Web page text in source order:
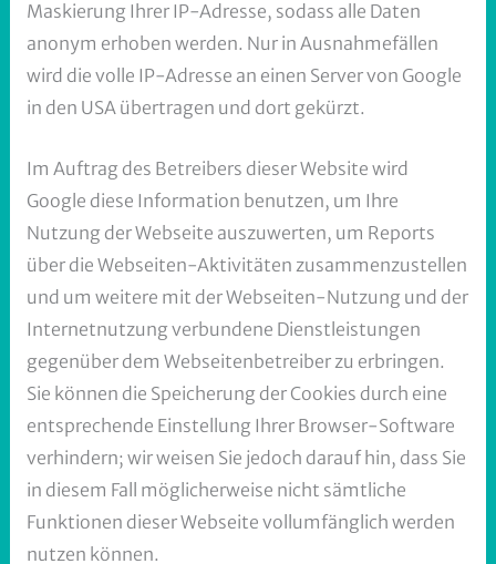
Maskierung Ihrer IP-Adresse, sodass alle Daten
anonym erhoben werden. Nur in Ausnahmefällen
wird die volle IP-Adresse an einen Server von Google
in den USA übertragen und dort gekürzt.
Im Auftrag des Betreibers dieser Website wird
Google diese Information benutzen, um Ihre
Nutzung der Webseite auszuwerten, um Reports
über die Webseiten-Aktivitäten zusammenzustellen
und um weitere mit der Webseiten-Nutzung und der
Internetnutzung verbundene Dienstleistungen
gegenüber dem Webseitenbetreiber zu erbringen.
Sie können die Speicherung der Cookies durch eine
entsprechende Einstellung Ihrer Browser-Software
verhindern; wir weisen Sie jedoch darauf hin, dass Sie
in diesem Fall möglicherweise nicht sämtliche
Funktionen dieser Webseite vollumfänglich werden
nutzen können.